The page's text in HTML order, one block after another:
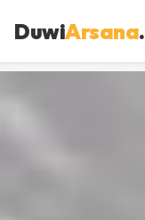
DuwiArsana.